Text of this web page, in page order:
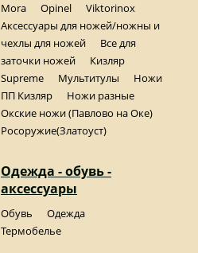
Mora
Opinel
Viktorinox
Аксессуары для ножей/ножны и
чехлы для ножей
Все для
заточки ножей
Кизляр
Supreme
Мультитулы
Ножи
ПП Кизляр
Ножи разные
Окские ножи (Павлово на Оке)
Росоружие(Златоуст)
Одежда - обувь -
аксессуары
Обувь
Одежда
Термобелье